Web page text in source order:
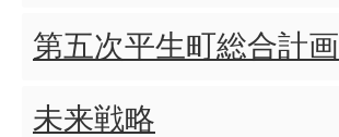
第五次平生町総合計画
未来戦略